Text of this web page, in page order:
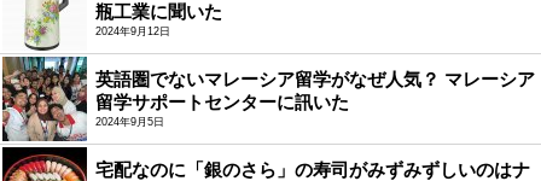
瓶工業に聞いた
2024年9月12日
英語圏でないマレーシア留学がなぜ人気？ マレーシア
留学サポートセンターに訊いた
2024年9月5日
宅配なのに「銀のさら」の寿司がみずみずしいのはナ